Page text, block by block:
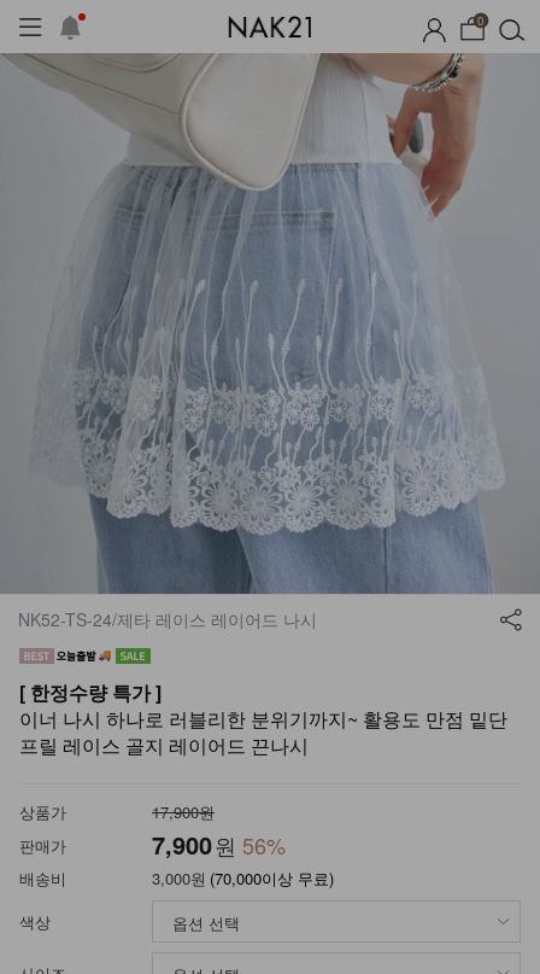
0
장마템 기획전 오늘출발 시즌오프 1+1 기획
NK52-TS-24/제타 레이스 레이어드 나시
[ 한정수량 특가 ]
이너 나시 하나로 러블리한 분위기까지~ 활용도 만점 밑단
프릴 레이스 골지 레이어드 끈나시
상품가
17,900원
판매가
7,900원 56%
배송비 3,000원 (70,000이상 무료)
색상